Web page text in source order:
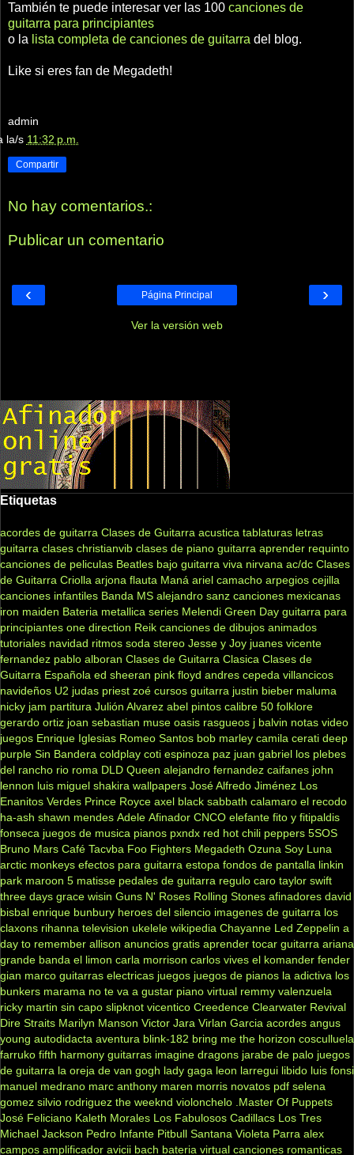
También te puede interesar ver las 100 canciones de
guitarra para principiantes
o la lista completa de canciones de guitarra del blog.
Like si eres fan de Megadeth!
admin
la/s 11:32 p.m.
Compartir
No hay comentarios.:
Publicar un comentario
‹ ›
Página Principal
Ver la versión web
Etiquetas
acordes de guitarra Clases de Guitarra acustica tablaturas letras
guitarra clases christianvib clases de piano guitarra aprender requinto
canciones de peliculas Beatles bajo guitarra viva nirvana ac/dc Clases
de Guitarra Criolla arjona flauta Maná ariel camacho arpegios cejilla
canciones infantiles Banda MS alejandro sanz canciones mexicanas
iron maiden Bateria metallica series Melendi Green Day guitarra para
principiantes one direction Reik canciones de dibujos animados
tutoriales navidad ritmos soda stereo Jesse y Joy juanes vicente
fernandez pablo alboran Clases de Guitarra Clasica Clases de
Guitarra Española ed sheeran pink floyd andres cepeda villancicos
navideños U2 judas priest zoé cursos guitarra justin bieber maluma
nicky jam partitura Julión Alvarez abel pintos calibre 50 folklore
gerardo ortiz joan sebastian muse oasis rasgueos j balvin notas video
juegos Enrique Iglesias Romeo Santos bob marley camila cerati deep
purple Sin Bandera coldplay coti espinoza paz juan gabriel los plebes
del rancho rio roma DLD Queen alejandro fernandez caifanes john
lennon luis miguel shakira wallpapers José Alfredo Jiménez Los
Enanitos Verdes Prince Royce axel black sabbath calamaro el recodo
ha-ash shawn mendes Adele Afinador CNCO elefante fito y fitipaldis
fonseca juegos de musica pianos pxndx red hot chili peppers 5SOS
Bruno Mars Café Tacvba Foo Fighters Megadeth Ozuna Soy Luna
arctic monkeys efectos para guitarra estopa fondos de pantalla linkin
park maroon 5 matisse pedales de guitarra regulo caro taylor swift
three days grace wisin Guns N' Roses Rolling Stones afinadores david
bisbal enrique bunbury heroes del silencio imagenes de guitarra los
claxons rihanna television ukelele wikipedia Chayanne Led Zeppelin a
day to remember allison anuncios gratis aprender tocar guitarra ariana
grande banda el limon carla morrison carlos vives el komander fender
gian marco guitarras electricas juegos juegos de pianos la adictiva los
bunkers marama no te va a gustar piano virtual remmy valenzuela
ricky martin sin capo slipknot vicentico Creedence Clearwater Revival
Dire Straits Marilyn Manson Victor Jara Virlan Garcia acordes angus
young autodidacta aventura blink-182 bring me the horizon cosculluela
farruko fifth harmony guitarras imagine dragons jarabe de palo juegos
de guitarra la oreja de van gogh lady gaga leon larregui libido luis fonsi
manuel medrano marc anthony maren morris novatos pdf selena
gomez silvio rodriguez the weeknd violonchelo .Master Of Puppets
José Feliciano Kaleth Morales Los Fabulosos Cadillacs Los Tres
Michael Jackson Pedro Infante Pitbull Santana Violeta Parra alex
campos amplificador avicii bach bateria virtual canciones romanticas